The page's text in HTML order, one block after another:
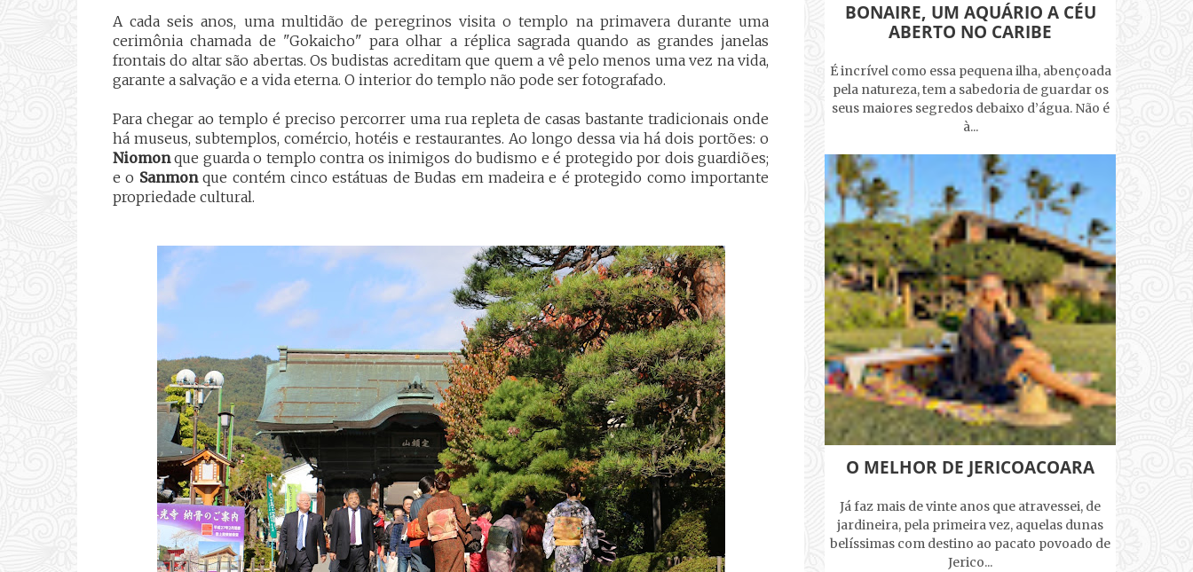
A cada seis anos, uma multidão de peregrinos visita o templo na primavera durante uma
cerimônia chamada de "Gokaicho" para olhar a réplica sagrada quando as grandes janelas
frontais do altar são abertas. Os budistas acreditam que quem a vê pelo menos uma vez na vida,
garante a salvação e a vida eterna. O interior do templo não pode ser fotografado.
Para chegar ao templo é preciso percorrer uma rua repleta de casas bastante tradicionais onde
há museus, subtemplos, comércio, hotéis e restaurantes. Ao longo dessa via há dois portões: o
Niomonque guarda o templo contra os inimigos do budismo e é protegido por dois guardiões;
e o Sanmonque contém cinco estátuas de Budas em madeira e é protegido como importante
propriedade cultural.
BONAIRE, UM AQUÁRIO A CÉU
ABERTO NO CARIBE
É incrível como essa pequena ilha, abençoada
pela natureza, tem a sabedoria de guardar os
seus maiores segredos debaixo d’água. Não é
à...
O MELHOR DE JERICOACOARA
Já faz mais de vinte anos que atravessei, de
jardineira, pela primeira vez, aquelas dunas
belíssimas com destino ao pacato povoado de
Jerico...